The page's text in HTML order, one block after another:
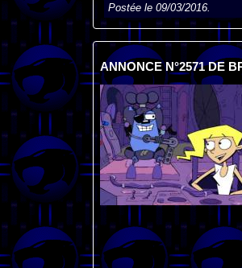
Postée le 09/03/2016.
ANNONCE N°2571 DE